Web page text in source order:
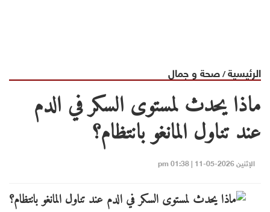
الرئيسية/صحة و جمال
ماذا يحدث لمستوى السكر في الدم
عند تناول المانغو بانتظام؟
الإثنين 2026-05-11 | 01:38 pm